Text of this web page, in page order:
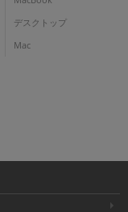
デスクトップ
Mac